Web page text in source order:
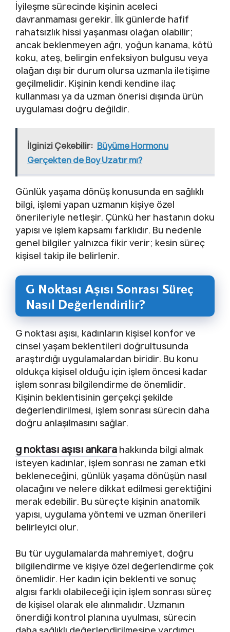
İyileşme sürecinde kişinin aceleci
davranmaması gerekir. İlk günlerde hafif
rahatsızlık hissi yaşanması olağan olabilir;
ancak beklenmeyen ağrı, yoğun kanama, kötü
koku, ateş, belirgin enfeksiyon bulgusu veya
olağan dışı bir durum olursa uzmanla iletişime
geçilmelidir. Kişinin kendi kendine ilaç
kullanması ya da uzman önerisi dışında ürün
uygulaması doğru değildir.
İlginizi Çekebilir: Büyüme Hormonu
Gerçekten de Boy Uzatır mı?
Günlük yaşama dönüş konusunda en sağlıklı
bilgi, işlemi yapan uzmanın kişiye özel
önerileriyle netleşir. Çünkü her hastanın doku
yapısı ve işlem kapsamı farklıdır. Bu nedenle
genel bilgiler yalnızca fikir verir; kesin süreç
kişisel takip ile belirlenir.
G Noktası Aşısı Sonrası Süreç
Nasıl Değerlendirilir?
G noktası aşısı, kadınların kişisel konfor ve
cinsel yaşam beklentileri doğrultusunda
araştırdığı uygulamalardan biridir. Bu konu
oldukça kişisel olduğu için işlem öncesi kadar
işlem sonrası bilgilendirme de önemlidir.
Kişinin beklentisinin gerçekçi şekilde
değerlendirilmesi, işlem sonrası sürecin daha
doğru anlaşılmasını sağlar.
g noktası aşısı ankara hakkında bilgi almak
isteyen kadınlar, işlem sonrası ne zaman etki
bekleneceğini, günlük yaşama dönüşün nasıl
olacağını ve nelere dikkat edilmesi gerektiğini
merak edebilir. Bu süreçte kişinin anatomik
yapısı, uygulama yöntemi ve uzman önerileri
belirleyici olur.
Bu tür uygulamalarda mahremiyet, doğru
bilgilendirme ve kişiye özel değerlendirme çok
önemlidir. Her kadın için beklenti ve sonuç
algısı farklı olabileceği için işlem sonrası süreç
de kişisel olarak ele alınmalıdır. Uzmanın
önerdiği kontrol planına uyulması, sürecin